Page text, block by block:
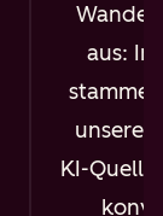
Wandel
aus:
unserer
KI-